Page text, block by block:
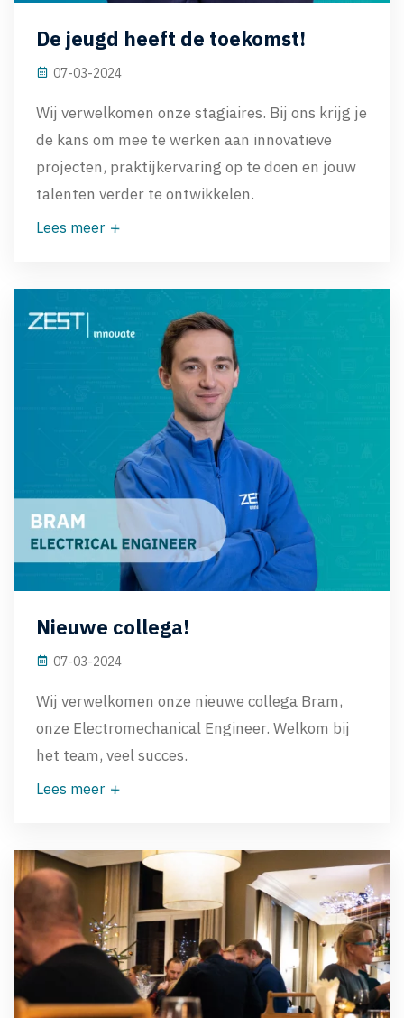
De jeugd heeft de toekomst!
07-03-2024
Wij verwelkomen onze stagiaires. Bij ons krijg je
de kans om mee te werken aan innovatieve
projecten, praktijkervaring op te doen en jouw
talenten verder te ontwikkelen.
Lees meer
Nieuwe collega!
07-03-2024
Wij verwelkomen onze nieuwe collega Bram,
onze Electromechanical Engineer. Welkom bij
het team, veel succes.
Lees meer